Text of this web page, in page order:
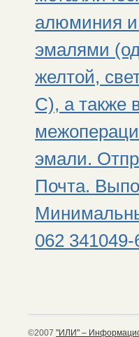
алюминия и
эмалями
желтой,
С), а также
эмали.
Почта.
062
©2007 "ИЛИ" –